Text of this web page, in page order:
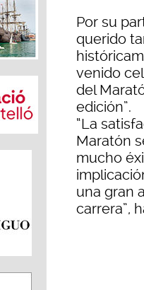
Por su
querido
venido
del
edición”.
“La
Maratón
mucho
una gran
carrera”,